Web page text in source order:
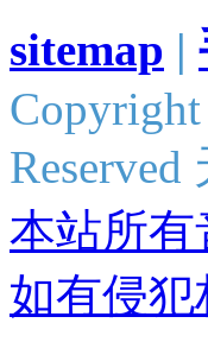
sitemap |
本站所
如有侵